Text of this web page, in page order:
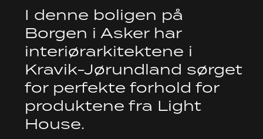
I denne boligen på
Borgen i Asker har
interiørarkitektene i
Kravik-Jørundland sørget
for perfekte forhold for
produktene fra Light
House.